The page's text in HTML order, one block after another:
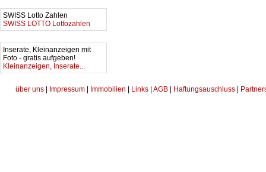
SWISS Lotto Zahlen
SWISS LOTTO Lottozahlen
Inserate, Kleinanzeigen mit
Foto - gratis aufgeben!
Kleinanzeigen, Inserate...
über uns Impressum Immobilien Links AGB Haftungsauschluss